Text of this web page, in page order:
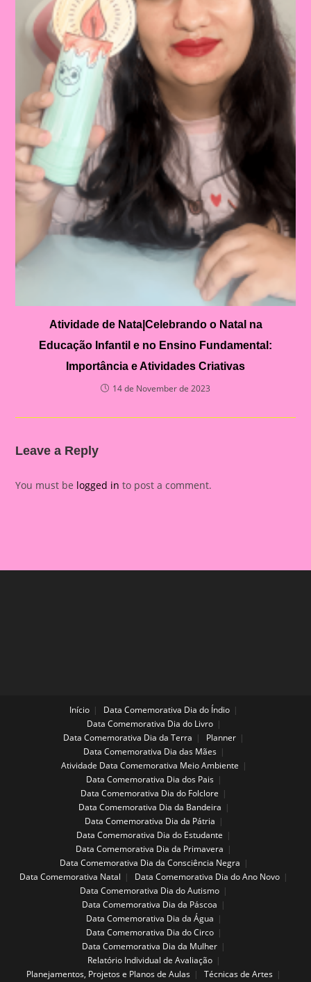
Atividade de Nata|Celebrando o Natal na
Educação Infantil e no Ensino Fundamental:
Importância e Atividades Criativas
14 de November de 2023
Leave a Reply
You must be logged in to post a comment.
Início
Data Comemorativa Dia do Índio
Data Comemorativa Dia do Livro
Data Comemorativa Dia da Terra
Planner
Data Comemorativa Dia das Mães
Atividade Data Comemorativa Meio Ambiente
Data Comemorativa Dia dos Pais
Data Comemorativa Dia do Folclore
Data Comemorativa Dia da Bandeira
Data Comemorativa Dia da Pátria
Data Comemorativa Dia do Estudante
Data Comemorativa Dia da Primavera
Data Comemorativa Dia da Consciência Negra
Data Comemorativa Natal
Data Comemorativa Dia do Ano Novo
Data Comemorativa Dia do Autismo
Data Comemorativa Dia da Páscoa
Data Comemorativa Dia da Água
Data Comemorativa Dia do Circo
Data Comemorativa Dia da Mulher
Relatório Individual de Avaliação
Planejamentos, Projetos e Planos de Aulas
Técnicas de Artes